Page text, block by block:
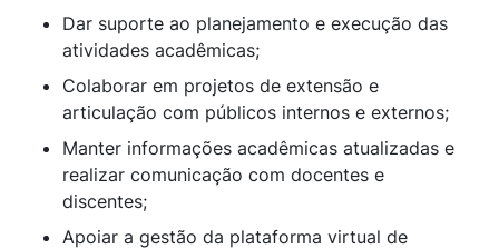
Dar suporte ao planejamento e execução das
atividades acadêmicas;
Colaborar em projetos de extensão e
articulação com públicos internos e externos;
Manter informações acadêmicas atualizadas e
realizar comunicação com docentes e
discentes;
Apoiar a gestão da plataforma virtual de